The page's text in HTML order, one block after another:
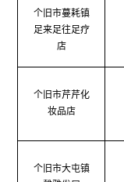
个旧市蔓耗镇
足来足往足疗
店
个旧市芹芹化
妆品店
个旧市大屯镇